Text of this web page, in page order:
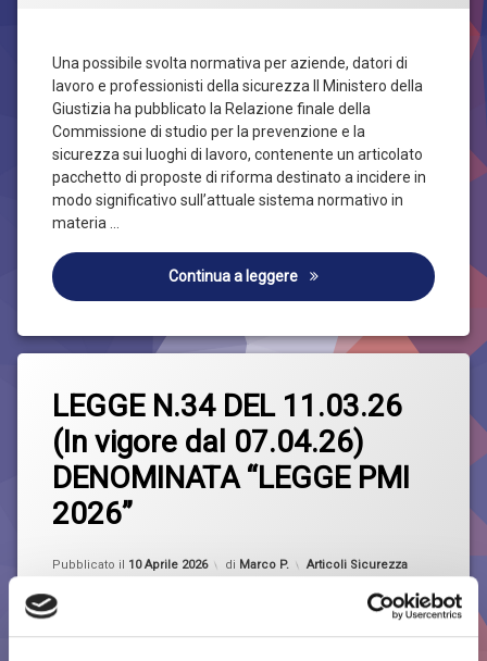
Una possibile svolta normativa per aziende, datori di
lavoro e professionisti della sicurezza Il Ministero della
Giustizia ha pubblicato la Relazione finale della
Commissione di studio per la prevenzione e la
sicurezza sui luoghi di lavoro, contenente un articolato
pacchetto di proposte di riforma destinato a incidere in
modo significativo sull’attuale sistema normativo in
materia …
Continua a leggere Sicurezza sul lavoro: la
Penale
del
Codice
di
Procedura
Penale
LEGGE N.34 DEL 11.03.26
(In vigore dal 07.04.26)
DENOMINATA “LEGGE PMI
2026”
Pubblicato il 10 Aprile 2026
Aggiornato il 10 Aprile 2026
di Marco P. Categorie:
Articoli Sicurezza
lavoro
Legge
Sicurezza
un
commento
su
LEGGE
N.34
DEL
11.03.26
dal
DENOMINATA